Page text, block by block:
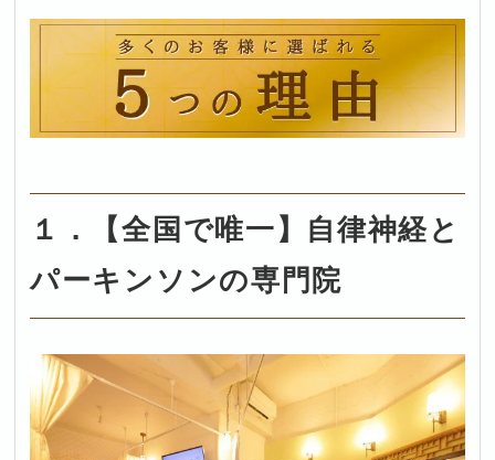
１．【全国で唯一】自律神経と
パーキンソンの専門院